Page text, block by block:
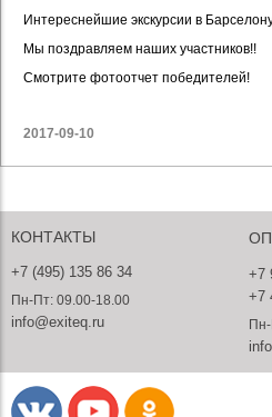
Интереснейшие экскурсии в
Мы поздравляем наших участников!!
Смотрите фотоотчет победителей!
2017-09-10
КОНТАКТЫ
+7 (495) 135 86 34
Пн-Пт: 09.00-18.00
info@exiteq.ru
+7
+7